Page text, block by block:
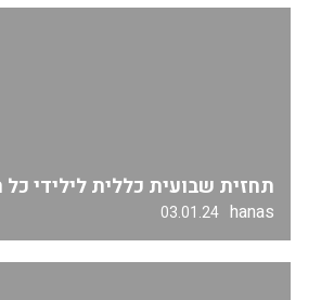
תחזית שבועית כללית לילידי
hanas
03.01.24